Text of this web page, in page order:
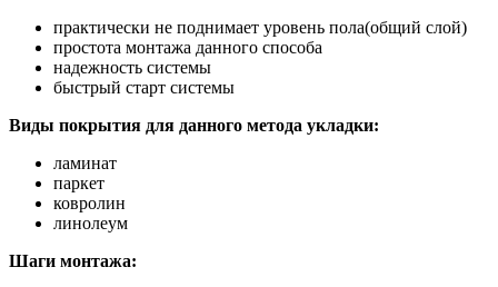
практически не поднимает уровень пола(общий слой)
простота монтажа данного способа
надежность системы
быстрый старт системы
Виды покрытия для данного метода укладки:
ламинат
паркет
ковролин
линолеум
Шаги монтажа: